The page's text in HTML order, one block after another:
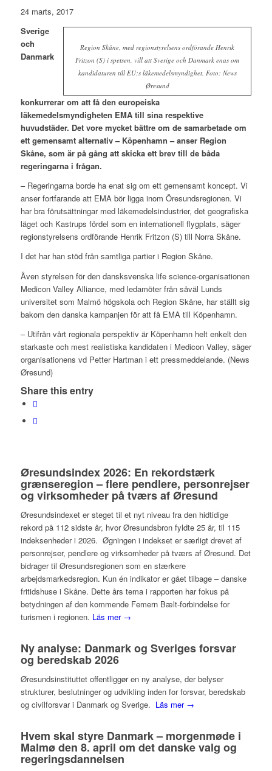
24 marts, 2017
Region Skåne, med regionstyrelsens ordförande Henrik
Fritzon (S) i spetsen, vill att Sverige och Danmark enas om
kandidaturen till EU:s läkemedelsmyndighet. Foto: News
Øresund
Sverige
och
Danmark
konkurrerar om att få den europeiska
läkemedelsmyndigheten EMA till sina respektive
huvudstäder. Det vore mycket bättre om de samarbetade om
ett gemensamt alternativ – Köpenhamn – anser Region
Skåne, som är på gång att skicka ett brev till de båda
regeringarna i frågan.
– Regeringarna borde ha enat sig om ett gemensamt koncept. Vi
anser fortfarande att EMA bör ligga inom Öresundsregionen. Vi
har bra förutsättningar med läkemedelsindustrier, det geografiska
läget och Kastrups fördel som en internationell flygplats, säger
regionstyrelsens ordförande Henrik Fritzon (S) till Norra Skåne.
I det har han stöd från samtliga partier i Region Skåne.
Även styrelsen för den dansksvenska life science-organisationen
Medicon Valley Alliance, med ledamöter från såväl Lunds
universitet som Malmö högskola och Region Skåne, har ställt sig
bakom den danska kampanjen för att få EMA till Köpenhamn.
– Utifrån vårt regionala perspektiv är Köpenhamn helt enkelt den
starkaste och mest realistiska kandidaten i Medicon Valley, säger
organisationens vd Petter Hartman i ett pressmeddelande. (News
Øresund)
Share this entry
Øresundsindex 2026: En rekordstærk
grænseregion – flere pendlere, personrejser
og virksomheder på tværs af Øresund
Øresundsindexet er steget til et nyt niveau fra den hidtidige
rekord på 112 sidste år, hvor Øresundsbron fyldte 25 år, til 115
indeksenheder i 2026. Øgningen i indekset er særligt drevet af
personrejser, pendlere og virksomheder på tværs af Øresund. Det
bidrager til Øresundsregionen som en stærkere
arbejdsmarkedsregion. Kun én indikator er gået tilbage – danske
fritidshuse i Skåne. Dette års tema i rapporten har fokus på
betydningen af den kommende Femern Bælt-forbindelse for
turismen i regionen. Läs mer →
Ny analyse: Danmark og Sveriges forsvar
og beredskab 2026
Øresundsinstituttet offentliggør en ny analyse, der belyser
strukturer, beslutninger og udvikling inden for forsvar, beredskab
og civilforsvar i Danmark og Sverige. Läs mer →
Hvem skal styre Danmark – morgenmøde i
Malmø den 8. april om det danske valg og
regeringsdannelsen